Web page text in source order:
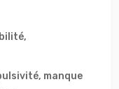
manque